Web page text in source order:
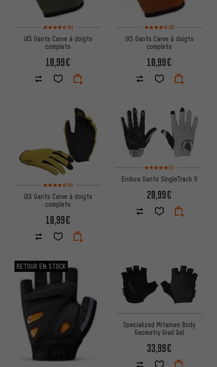
Note moyenne : 4,5 sur 5 d'après 6 avis
(6)
iXS Gants Carve à doigts
complets
10,99€
Note moyenne : 4,5 sur 5
(6)
iXS Gants Carve à doigts
complets
10,99€
Note moyenne : 4,5 sur 5 d'après 6 avis
(6)
iXS Gants Carve à doigts
complets
10,99€
Note moyenne : 5 sur 5
(2)
Endura Gants SingleTrack II
20,99€
RETOUR EN STOCK
Specialized Mitaines Body
Geometry Grail Gel
33,99€